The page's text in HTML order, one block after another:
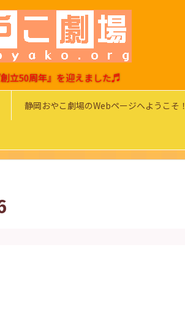
立50周年』を迎えました♬
静岡おやこ劇場のWebページへようこそ！